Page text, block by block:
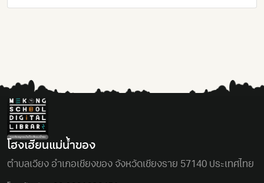
โฮงเฮียนแม่นํ้าของ
ตําบลเวียง อําเภอเชียงของ จังหวัดเชียงราย 57140 ประเทศไทย